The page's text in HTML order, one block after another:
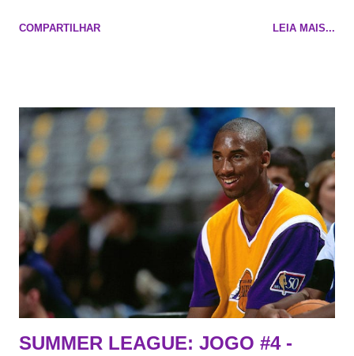
cara de decrépito, mas que aparentemente ainda é jovem.
vezes a gente esquece mesmo. Então, como diria o Marcelo
Tas no Telecurso 2000 , É HORA DA REVISÃO! Ah, e quase
todos esses nomes foram linkados ao Lakers. Se de fato há o
interesse, não importa, o nosso compromisso é sempre com a
informação, a veracidade vem depois. E do Lakers hein? Até
agora nada de Ruim Hachaomuro (dizem que Nets tem
interesse) e LeBrão James - esse sendo assediado pelo
Draymond Green enquanto chora pro Cavs contrat...
COMPARTILHAR LEIA MAIS...
SUMMER LEAGUE: JOGO #4 -